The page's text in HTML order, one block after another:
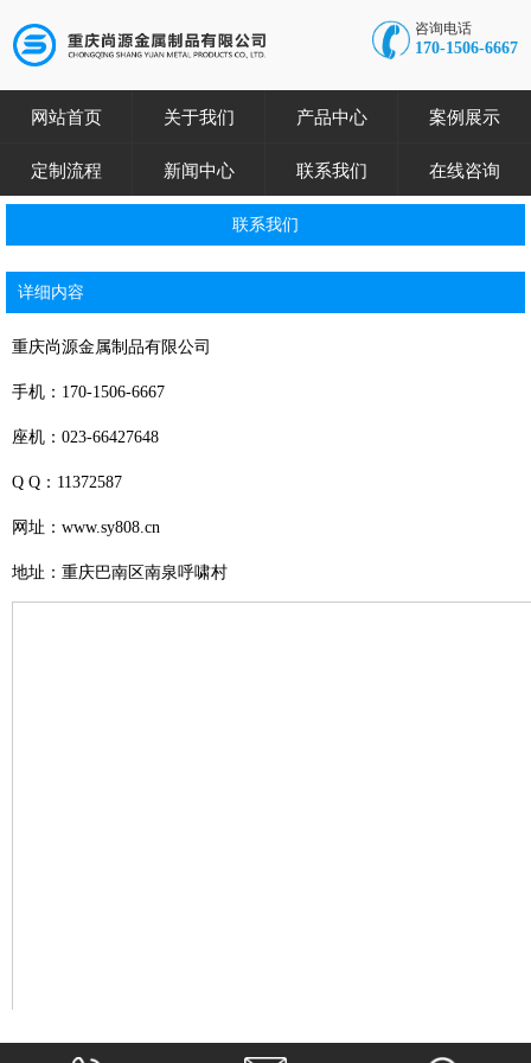
咨询电话
170-1506-6667
网站首页 关于我们 产品中心 案例展示
定制流程 新闻中心 联系我们 在线咨询
联系我们
详细内容
重庆尚源金属制品有限公司
手机：170-1506-6667
座机：023-66427648
Q Q：11372587
网址：www.sy808.cn
地址：重庆巴南区南泉呼啸村